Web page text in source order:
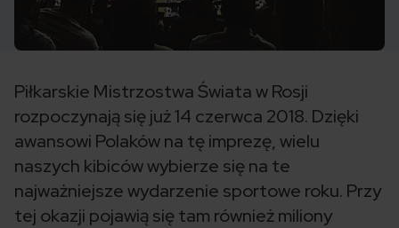
Piłkarskie Mistrzostwa Świata w Rosji
rozpoczynają się już 14 czerwca 2018. Dzięki
awansowi Polaków na tę imprezę, wielu
naszych kibiców wybierze się na te
najważniejsze wydarzenie sportowe roku. Przy
tej okazji pojawią się tam również miliony